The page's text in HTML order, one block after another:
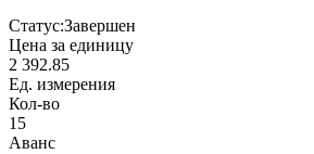
Статус:Завершен
Цена за единицу
2 392.85
Ед. измерения
Кол-во
15
Аванс